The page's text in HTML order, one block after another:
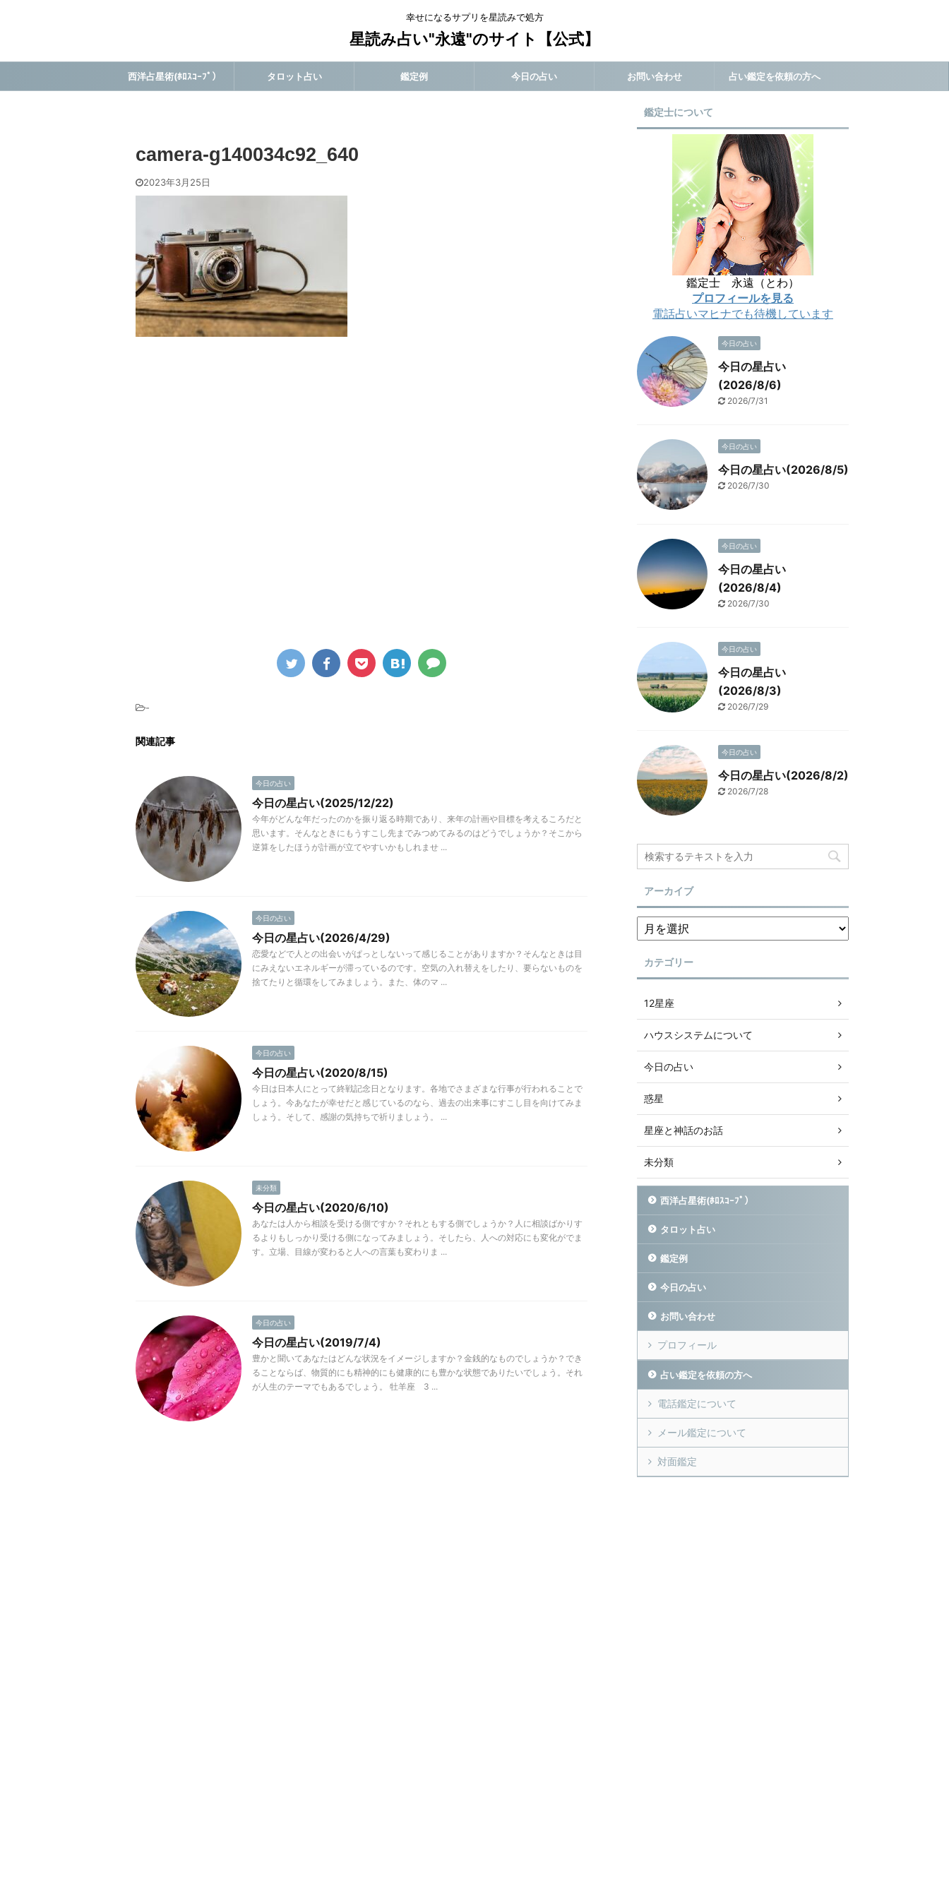
幸せになるサプリを星読みで処方
星読み占い"永遠"のサイト【公式】
西洋占星術(ﾎﾛｽｺｰﾌﾟ） タロット占い 鑑定例 今日の占い お問い合わせ 占い鑑定を依頼の方へ
camera-g140034c92_640
2023年3月25日
-
関連記事
今日の占い
今日の星占い(2025/12/22)
今年がどんな年だったのかを振り返る時期であり、来年の計画や目標を考えるころだと
思います。そんなときにもうすこし先までみつめてみるのはどうでしょうか？そこから
逆算をしたほうが計画が立てやすいかもしれませ ...
今日の占い
今日の星占い(2026/4/29)
恋愛などで人との出会いがぱっとしないって感じることがありますか？そんなときは目
にみえないエネルギーが滞っているのです。空気の入れ替えをしたり、要らないものを
捨てたりと循環をしてみましょう。また、体のマ ...
今日の占い
今日の星占い(2020/8/15)
今日は日本人にとって終戦記念日となります。各地でさまざまな行事が行われることで
しょう。今あなたが幸せだと感じているのなら、過去の出来事にすこし目を向けてみま
しょう。そして、感謝の気持ちで祈りましょう。 ...
未分類
今日の星占い(2020/6/10)
あなたは人から相談を受ける側ですか？それともする側でしょうか？人に相談ばかりす
るよりもしっかり受ける側になってみましょう。そしたら、人への対応にも変化がでま
す。立場、目線が変わると人への言葉も変わりま ...
今日の占い
今日の星占い(2019/7/4)
豊かと聞いてあなたはどんな状況をイメージしますか？金銭的なものでしょうか？でき
ることならば、物質的にも精神的にも健康的にも豊かな状態でありたいでしょう。それ
が人生のテーマでもあるでしょう。 牡羊座 3 ...
鑑定士について
鑑定士 永遠（とわ）
プロフィールを見る
電話占いマヒナでも待機しています
今日の占い
今日の星占い
(2026/8/6)
2026/7/31
今日の占い
今日の星占い(2026/8/5)
2026/7/30
今日の占い
今日の星占い
(2026/8/4)
2026/7/30
今日の占い
今日の星占い
(2026/8/3)
2026/7/29
今日の占い
今日の星占い(2026/8/2)
2026/7/28
アーカイブ
カテゴリー
12星座
ハウスシステムについて
今日の占い
惑星
星座と神話のお話
未分類
西洋占星術(ﾎﾛｽｺｰﾌﾟ）
タロット占い
鑑定例
今日の占い
お問い合わせ
プロフィール
占い鑑定を依頼の方へ
電話鑑定について
メール鑑定について
対面鑑定